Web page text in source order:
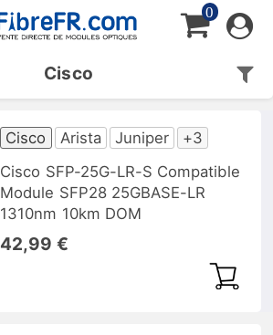
0
Cisco
Cisco Arista Juniper
+3
Cisco SFP-25G-LR-S Compatible
Module SFP28 25GBASE-LR
1310nm 10km DOM
42,99 €